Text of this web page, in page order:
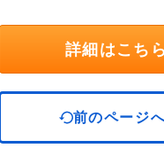
詳細はこちら
前のページ